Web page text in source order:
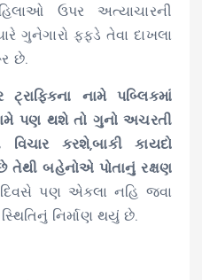
ઉપર અત્યાચારની
ગુનેગારો ફફડે તેવા દાખલા
છે.
નામે પબ્લિકમાં
પણ થશે તો ગુનો અચરતી
કરશે,બાકી કાયદો
તેથી બહેનોએ પોતાનું રક્ષણ
પણ એકલા નહિ જવા
નિર્માણ થયું છે.